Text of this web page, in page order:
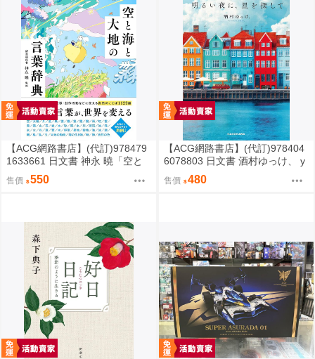
【ACG網路書店】(代訂)978479
1633661 日文書 神永 曉「空と
海と大地の言葉辞典」
售價 550
【ACG網路書店】(代訂)978404
6078803 日文書 酒村ゆっけ、 y
ukke sakamura「明るい夜に、
星を探して」
售價 480